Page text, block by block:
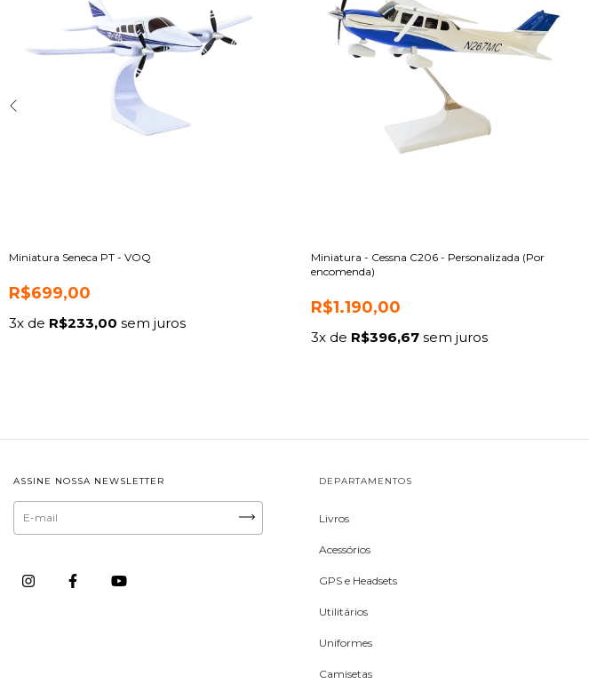
Miniatura Seneca PT - VOQ
R$699,00
3x de R$233,00 sem juros
Miniatura - Cessna C206 - Personalizada (Por
encomenda)
R$1.190,00
3x de R$396,67sem juros
ASSINE NOSSA NEWSLETTER DEPARTAMENTOS
Livros
Acessórios
GPS e Headsets
Utilitários
Uniformes
Camisetas